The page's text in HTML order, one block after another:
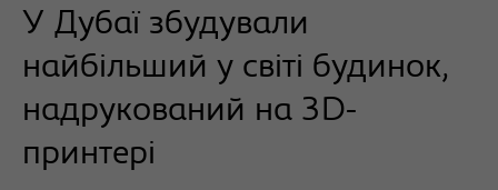
У Дубаї збудували
найбільший у світі будинок,
надрукований на 3D-
принтері